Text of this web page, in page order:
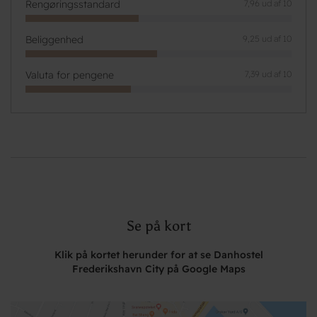
Rengøringsstandard 7,96 ud af 10
Beliggenhed 9,25 ud af 10
Valuta for pengene 7,39 ud af 10
Se på kort
Klik på kortet herunder for at se Danhostel
Frederikshavn City på Google Maps